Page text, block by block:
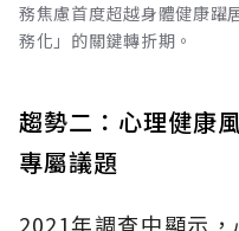
務焦慮首度超越身體健康躍
務化」的關鍵轉折期。
趨勢二：心理健康
專屬議題
2021年調查中顯示